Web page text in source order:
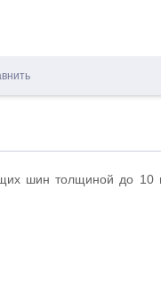
шин толщиной до